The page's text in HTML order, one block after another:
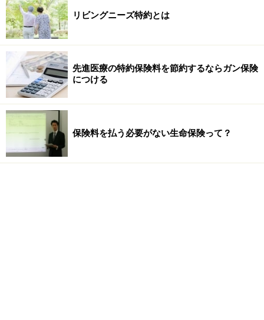
リビングニーズ特約とは
先進医療の特約保険料を節約するならガン保険
につける
保険料を払う必要がない生命保険って？